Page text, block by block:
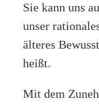
Sie kann uns
unser
älteres
heißt.
Mit dem